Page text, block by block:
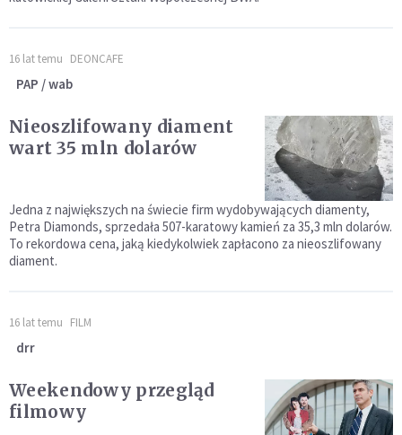
16 lat temu DEONCAFE
PAP / wab
Nieoszlifowany diament
wart 35 mln dolarów
Jedna z największych na świecie firm wydobywających diamenty,
Petra Diamonds, sprzedała 507-karatowy kamień za 35,3 mln dolarów.
To rekordowa cena, jaką kiedykolwiek zapłacono za nieoszlifowany
diament.
16 lat temu FILM
drr
Weekendowy przegląd
filmowy